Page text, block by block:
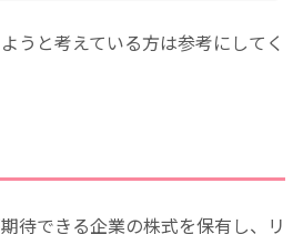
うと考えている方は参考にしてく
待できる企業の株式を保有し、リ